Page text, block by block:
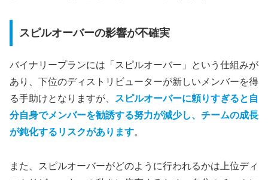
スピルオーバーの影響が不確実
バイナリープランには「スピルオーバー」という仕組みが
あり、下位のディストリビューターが新しいメンバーを得
る手助けとなりますが、
スピルオーバーに頼りすぎると自
分自身でメンバーを勧誘する努力が減少し、チームの成長
が鈍化するリスクがあります。
また、スピルオーバーがどのように行われるかは上位ディ